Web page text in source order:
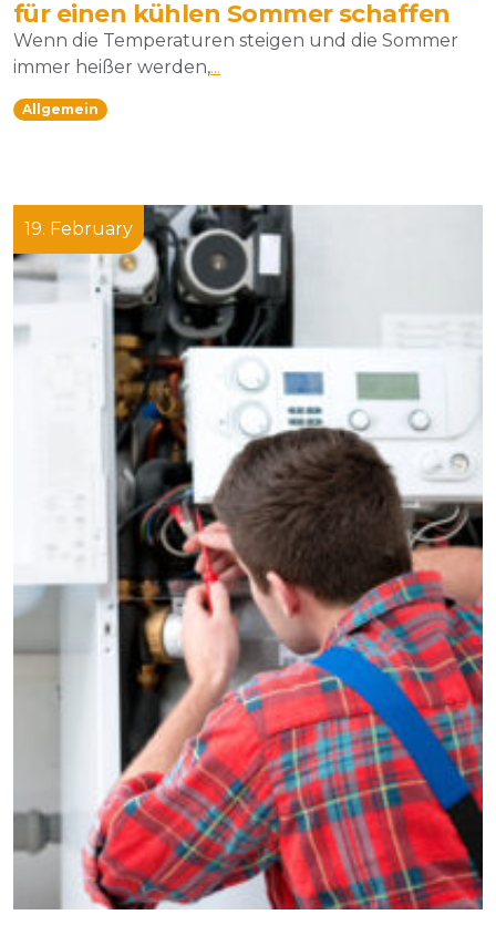
für einen kühlen Sommer schaffen
Wenn die Temperaturen steigen und die Sommer
immer heißer werden,...
Allgemein
19. February